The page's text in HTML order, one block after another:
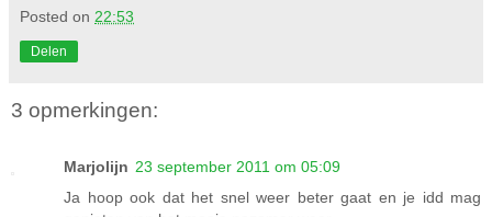
Posted on 22:53
Delen
3 opmerkingen:
Marjolijn 23 september 2011 om 05:09
Ja hoop ook dat het snel weer beter gaat en je idd mag